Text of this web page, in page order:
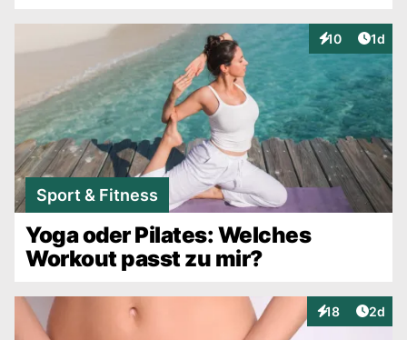
10
Interaktionen
1d
Sport & Fitness
Yoga oder Pilates: Welches
Workout passt zu mir?
18
Interaktionen
2d